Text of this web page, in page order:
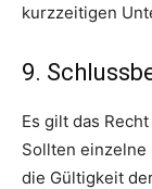
kurzzeitigen
9.
Es gilt das
Sollten
die Gültigkeit